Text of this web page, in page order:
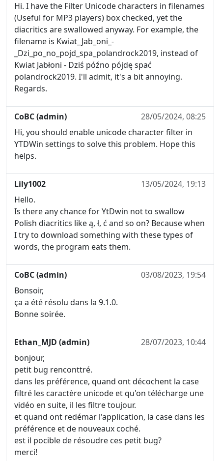
Hi. I have the Filter Unicode characters in filenames
(Useful for MP3 players) box checked, yet the
diacritics are swallowed anyway. For example, the
filename is Kwiat_Jab_oni_-
_Dzi_po_no_pojd_spa_polandrock2019, instead of
Kwiat Jabłoni - Dziś późno pójdę spać
polandrock2019. I'll admit, it's a bit annoying.
Regards.
CoBC (admin)
28/05/2024, 08:25
Hi, you should enable unicode character filter in
YTDWin settings to solve this problem. Hope this
helps.
Lily1002
13/05/2024, 19:13
Hello.
Is there any chance for YtDwin not to swallow
Polish diacritics like ą, ł, ć and so on? Because when
I try to download something with these types of
words, the program eats them.
CoBC (admin)
03/08/2023, 19:54
Bonsoir,
ça a été résolu dans la 9.1.0.
Bonne soirée.
Ethan_MJD (admin)
28/07/2023, 10:44
bonjour,
petit bug renconttré.
dans les préférence, quand ont décochent la case
filtré les caractère unicode et qu'on télécharge une
vidéo en suite, il les filtre toujour.
et quand ont redémar l'application, la case dans les
préférence et de nouveaux coché.
est il pocible de résoudre ces petit bug?
merci!